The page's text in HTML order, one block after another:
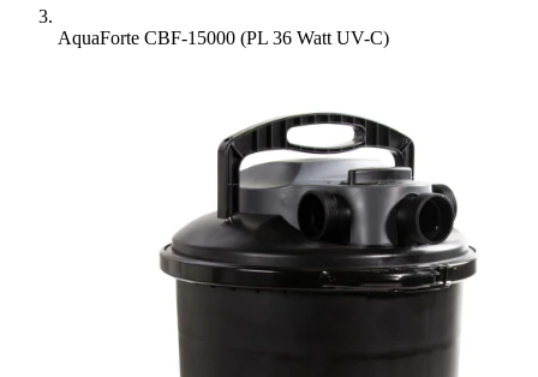
AquaForte CBF-15000 (PL 36 Watt UV-C)